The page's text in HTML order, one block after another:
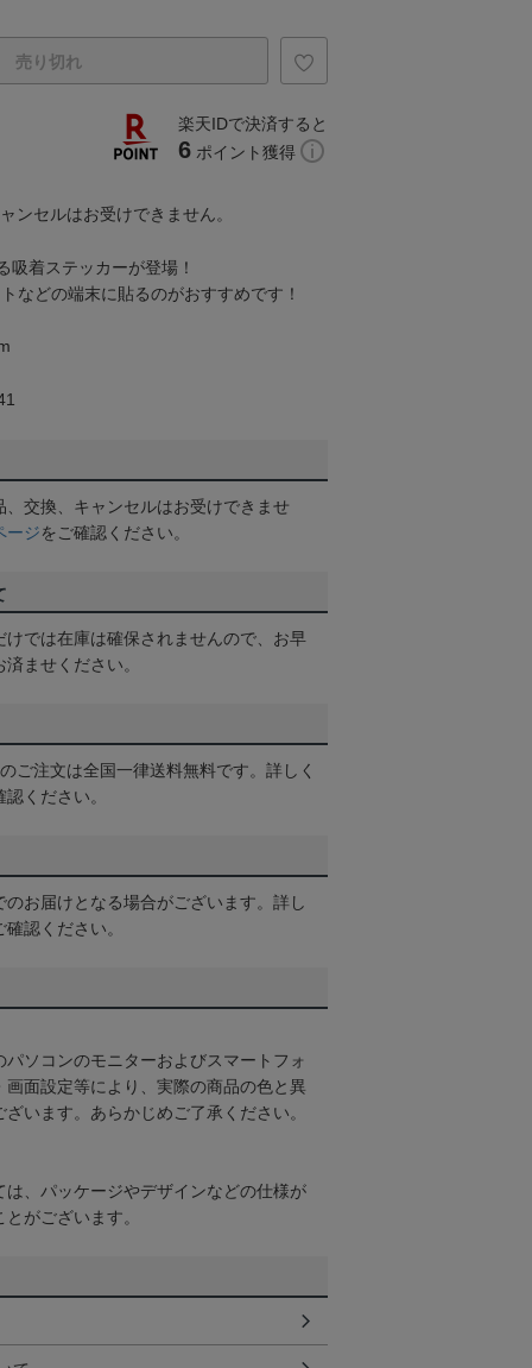
売り切れ
楽天IDで決済すると
6 ポイント獲得
ンセルはお受けできません。
吸着ステッカーが登場！
などの端末に貼るのがおすすめです！
交換、キャンセルはお受けできませ
ージをご確認ください。
けでは在庫は確保されませんので、お早
ませください。
ご注文は全国一律送料無料です。詳しく
認ください。
お届けとなる場合がございます。詳し
確認ください。
ソコンのモニターおよびスマートフォ
画面設定等により、実際の商品の色と異
います。あらかじめご了承ください。
は、パッケージやデザインなどの仕様が
がございます。